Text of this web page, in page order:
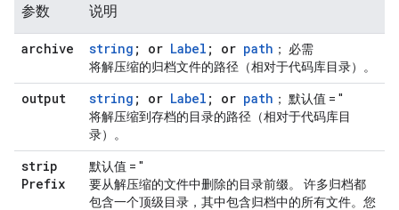
参数 说明
archive string ; or Label ; or path ； 必需
将解压缩的归档文件的路径（相对于代码库目录）。
output string ; or Label ; or path ； 默认值 = ''
将解压缩到存档的目录的路径（相对于代码库目
录）。
strip
Prefix
默认值 = ''
要从解压缩的文件中删除的目录前缀。 许多归档都
包含一个顶级目录，其中包含归档中的所有文件。您